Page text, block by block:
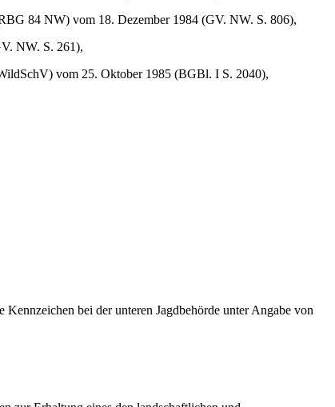
84 NW) vom 18. Dezember 1984 (GV. NW. S. 806),
NW. S. 261),
vom 25. Oktober 1985 (BGBl. I S. 2040),
bei der unteren Jagdbehörde unter Angabe von